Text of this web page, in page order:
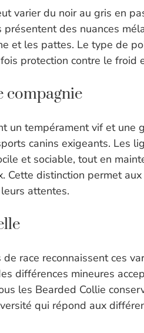
varier du noir au gris en
des nuances
et les pattes. Le type de
protection contre le froid
compagnie
un tempérament vif et une
canins exigeants. Les
et sociable, tout en
Cette distinction permet
attentes.
race reconnaissent ces
différences mineures
les Bearded Collie
qui répond aux